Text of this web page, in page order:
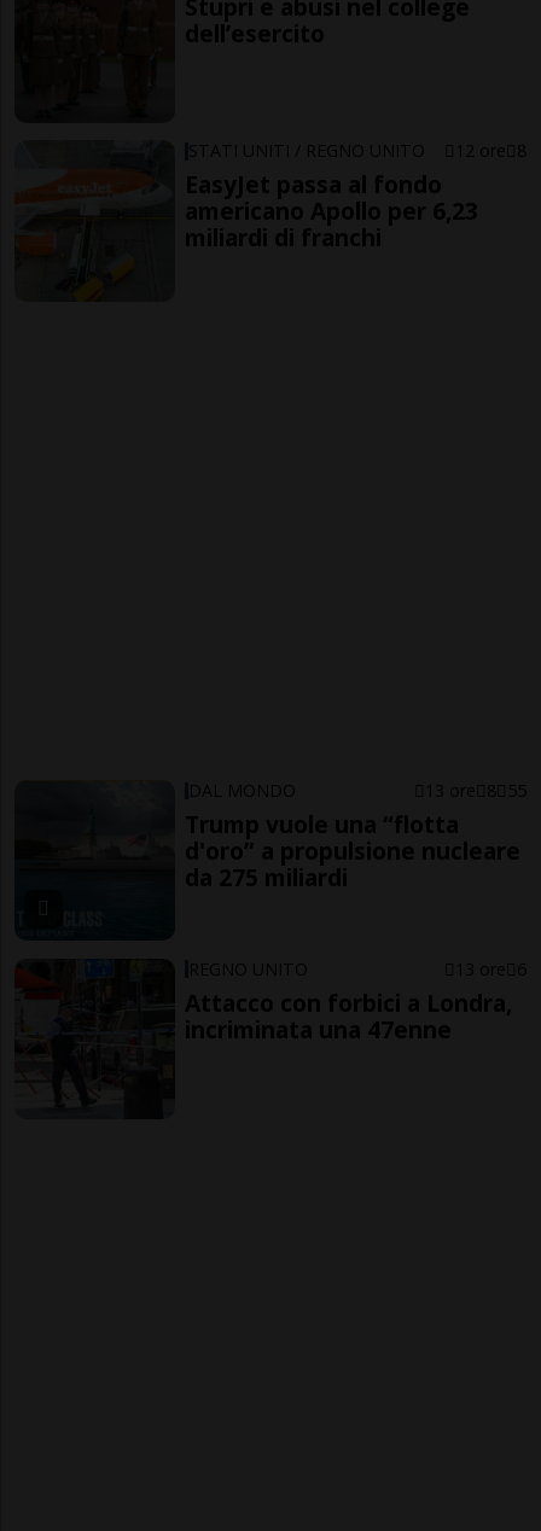
dell’esercito
STATI UNITI / REGNO UNITO 12 ore 8
EasyJet passa al fondo
americano Apollo per 6,23
miliardi di franchi
DAL MONDO 13 ore 8 55
Trump vuole una “flotta
d'oro” a propulsione nucleare
da 275 miliardi
REGNO UNITO 13 ore 6
Attacco con forbici a Londra,
incriminata una 47enne